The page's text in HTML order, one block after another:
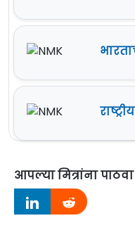
आपल्या मित्रांना पाठवा